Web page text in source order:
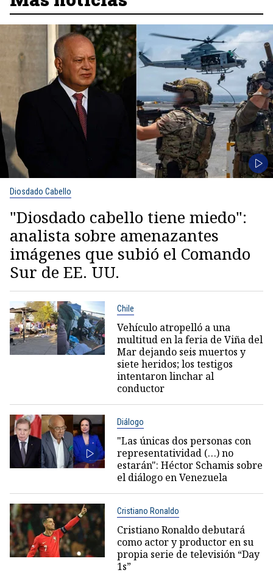
Diosdado Cabello
"Diosdado cabello tiene miedo":
analista sobre amenazantes
imágenes que subió el Comando
Sur de EE. UU.
Chile
Vehículo atropelló a una
multitud en la feria de Viña del
Mar dejando seis muertos y
siete heridos; los testigos
intentaron linchar al
conductor
Diálogo
"Las únicas dos personas con
representatividad (…) no
estarán": Héctor Schamis sobre
el diálogo en Venezuela
Cristiano Ronaldo
Cristiano Ronaldo debutará
como actor y productor en su
propia serie de televisión “Day
1s”